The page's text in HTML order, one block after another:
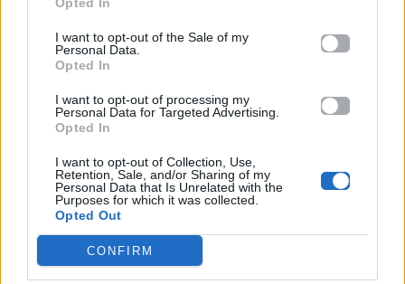
I want to opt-out of the Sale of my
Personal Data.
Opted In
I want to opt-out of processing my
Personal Data for Targeted Advertising.
Opted In
I want to opt-out of Collection, Use,
Retention, Sale, and/or Sharing of my
Personal Data that Is Unrelated with the
Purposes for which it was collected.
Opted Out
CONFIRM
Life
Πού να μην
κολυμπήσεις στην
Αττική: Οι 29
ακατάλληλες παραλίες
25.06.2026
Life
AKTOR: Δίπλα στους
νέους επιστήμονες με
το πρόγραμμα